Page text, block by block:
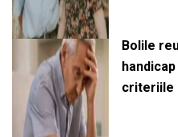
Bolile
criteriile